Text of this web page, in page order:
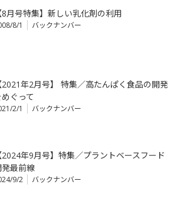
8月号特集】新しい乳化剤の利用
8/1 バックナンバー
2021年2月号】 特集／高たんぱく食品の開発
めぐって
2/1 バックナンバー
2024年9月号】特集／プラントベースフード
発最前線
9/2 バックナンバー